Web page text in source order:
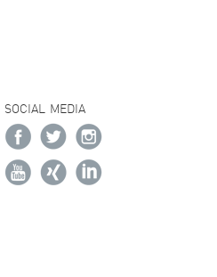
SOCIAL MEDIA